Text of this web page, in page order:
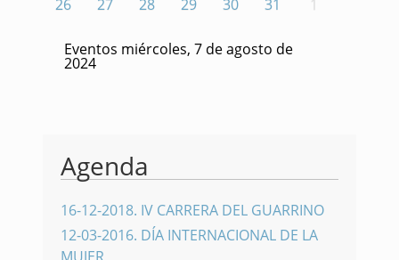
26
27 28 29 30 31 1
Eventos miércoles, 7 de agosto de
2024
Agenda
16-12-2018. IV CARRERA DEL GUARRINO
12-03-2016. DÍA INTERNACIONAL DE LA